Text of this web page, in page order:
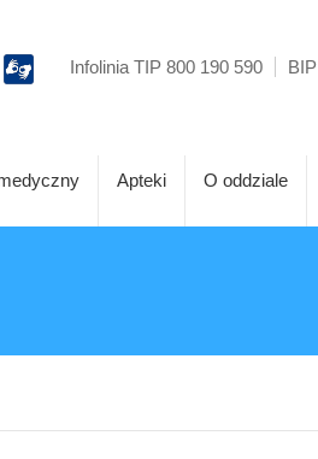
Infolinia TIP 800 190 590 BIP
Apteki O oddziale